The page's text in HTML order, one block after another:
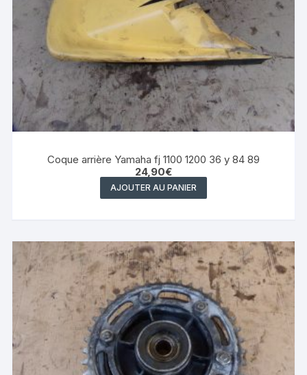
Coque arrière Yamaha fj 1100 1200 36 y 84 89
24,90€
AJOUTER AU PANIER